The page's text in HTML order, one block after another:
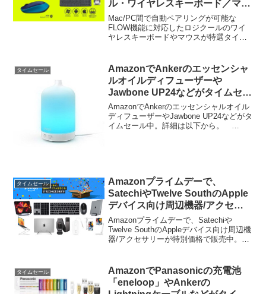
ル・ワイヤレスキーボード／マウ
スが特選タイムセール中。
Mac/PC間で自動ペアリングが可能な
FLOW機能に対応したロジクールのワイ
ヤレスキーボードやマウスが特選タイム
タイムセール
AmazonでAnkerのエッセンシャ
ルオイルディフューザーや
Jawbone UP24などがタイムセー
ル中。
AmazonでAnkerのエッセンシャルオイル
ディフューザーやJawbone UP24などがタ
イムセール中。詳細は以下から。
タイムセール
Amazonプライムデーで、
SatechiやTwelve SouthのApple
デバイス向け周辺機器/アクセサ
リーが特別価格で販売中。
Amazonプライムデーで、Satechiや
Twelve SouthのAppleデバイス向け周辺機
器/アクセサリーが特別価格で販売中。ま
タイムセール
AmazonでPanasonicの充電池
「eneloop」やAnkerの